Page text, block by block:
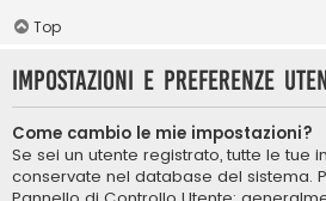
Top
Impostazioni e preferenze
Come cambio le mie impostazioni?
Se sei un utente registrato, tutte le tue
conservate nel database del sistema.